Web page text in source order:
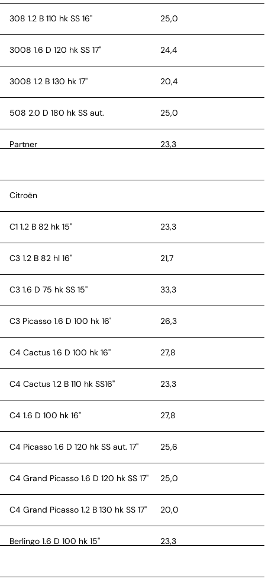
308 1.2 B 110 hk SS 16'' 25,0
3008 1.6 D 120 hk SS 17'' 24,4
3008 1.2 B 130 hk 17'' 20,4
508 2.0 D 180 hk SS aut. 25,0
Partner 23,3
Citroën
C1 1.2 B 82 hk 15'' 23,3
C3 1.2 B 82 hl 16'' 21,7
C3 1.6 D 75 hk SS 15'' 33,3
C3 Picasso 1.6 D 100 hk 16' 26,3
C4 Cactus 1.6 D 100 hk 16'' 27,8
C4 Cactus 1.2 B 110 hk SS16'' 23,3
C4 1.6 D 100 hk 16'' 27,8
C4 Picasso 1.6 D 120 hk SS aut. 17'' 25,6
C4 Grand Picasso 1.6 D 120 hk SS 17'' 25,0
C4 Grand Picasso 1.2 B 130 hk SS 17'' 20,0
Berlingo 1.6 D 100 hk 15'' 23,3